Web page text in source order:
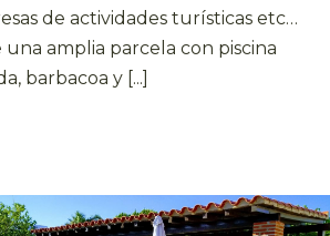
de actividades turísticas etc…
una amplia parcela con piscina
barbacoa y [...]